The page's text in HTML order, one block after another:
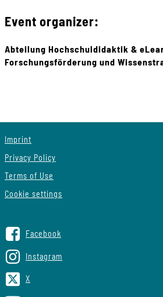
Event organizer:
Abteilung Hochschuldidaktik &
Forschungsförderung und
Imprint
Privacy Policy
Terms of Use
Cookie settings
Facebook
Instagram
X